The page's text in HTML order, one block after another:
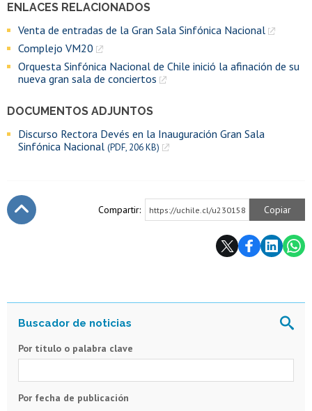
ENLACES RELACIONADOS
Venta de entradas de la Gran Sala Sinfónica Nacional
Complejo VM20
Orquesta Sinfónica Nacional de Chile inició la afinación de su
nueva gran sala de conciertos
DOCUMENTOS ADJUNTOS
Discurso Rectora Devés en la Inauguración Gran Sala
Sinfónica Nacional (PDF, 206 KB)
Compartir: https://uchile.cl/u230158 Copiar
Por título o palabra clave